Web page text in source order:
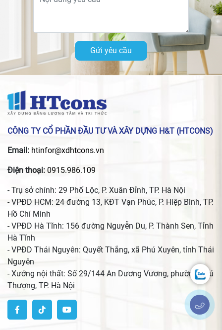
Gửi yêu cầu
CÔNG TY CỔ PHẦN ĐẦU TƯ VÀ XÂY DỰNG H&T (HTCONS)
Email: htinfor@xdhtcons.vn
Điện thoại: 0915.986.109
- Trụ sở chính: 29 Phố Lộc, P. Xuân Đỉnh, TP. Hà Nội
- VPĐD HCM: 24 đường 13, KĐT Vạn Phúc, P. Hiệp Bình, TP.
Hồ Chí Minh
- VPĐD Hà Tĩnh: 156 đường Nguyễn Du, P. Thành Sen, Tỉnh
Hà Tĩnh
- VPĐD Thái Nguyên: Quyết Thắng, xã Phú Xuyên, tỉnh Thái
Nguyên
- Xưởng nội thất: Số 29/144 An Dương Vương, phường Phú
Thượng, TP. Hà Nội